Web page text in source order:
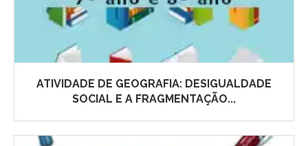
ATIVIDADE DE GEOGRAFIA: DESIGUALDADE
SOCIAL E A FRAGMENTAÇÃO...